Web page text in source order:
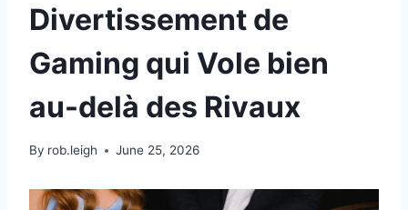
Divertissement de
Gaming qui Vole bien
au-delà des Rivaux
By rob.leigh June 25, 2026